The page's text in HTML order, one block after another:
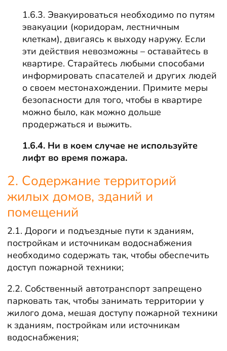
1.6.3. Эвакуироваться необходимо по путям
эвакуации (коридорам, лестничным
клеткам), двигаясь к выходу наружу. Если
эти действия невозможны – оставайтесь в
квартире. Старайтесь любыми способами
информировать спасателей и других людей
о своем местонахождении. Примите меры
безопасности для того, чтобы в квартире
можно было, как можно дольше
продержаться и выжить.
1.6.4. Ни в коем случае не используйте
лифт во время пожара.
2. Содержание территорий
жилых домов, зданий и
помещений
2.1. Дороги и подъездные пути к зданиям,
постройкам и источникам водоснабжения
необходимо содержать так, чтобы обеспечить
доступ пожарной техники;
2.2. Собственный автотранспорт запрещено
парковать так, чтобы занимать территории у
жилого дома, мешая доступу пожарной техники
к зданиям, постройкам или источникам
водоснабжения;